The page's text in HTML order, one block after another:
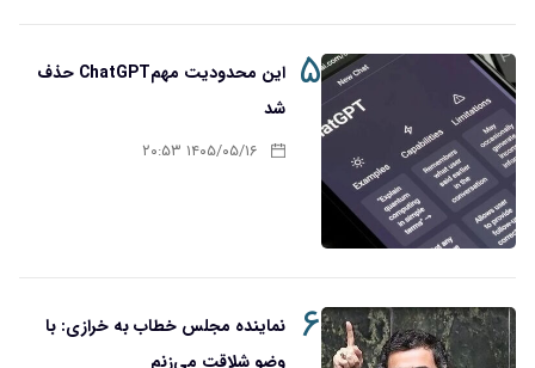
۵
این محدودیت مهمChatGPT حذف
شد
۱۴۰۵/۰۵/۱۶ ۲۰:۵۳
۶
نماینده مجلس خطاب به خرازی: با
وضو شلاقت می‌زنم